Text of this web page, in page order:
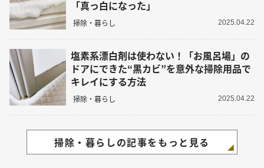
「真っ白になった」
掃除・暮らし 2025.04.22
塩素系漂白剤は使わない！「お風呂場」の
ドアにできた“黒カビ”を意外な掃除用品で
キレイにする方法
掃除・暮らし 2025.04.22
掃除・暮らしの記事をもっと見る